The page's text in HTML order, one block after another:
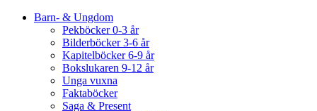
Barn- & Ungdom
Pekböcker 0-3 år
Bilderböcker 3-6 år
Kapitelböcker 6-9 år
Bokslukaren 9-12 år
Unga vuxna
Faktaböcker
Saga & Present